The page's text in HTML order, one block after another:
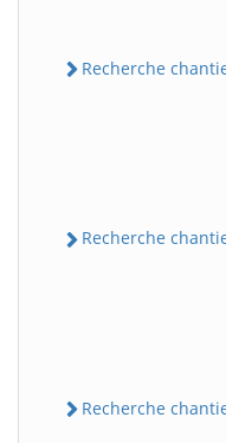
Recherche
Recherche
Recherche